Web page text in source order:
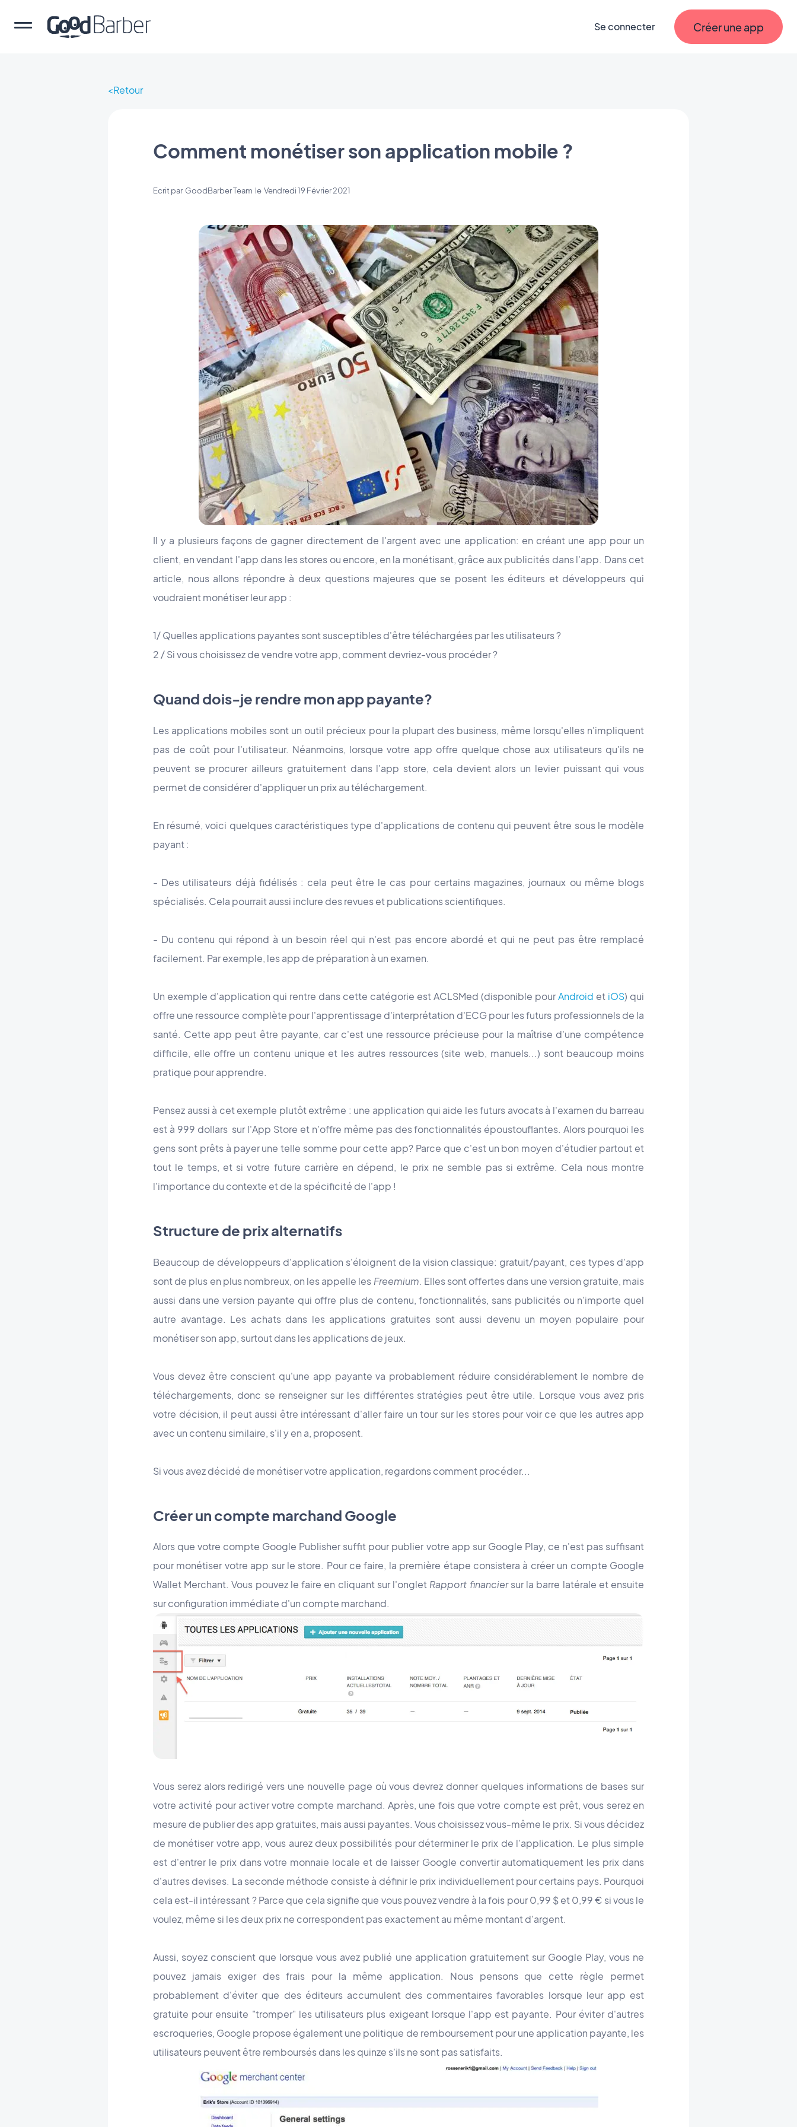
Se connecter Créer une app
Retour
Comment monétiser son application mobile ?
Ecrit par GoodBarber Team le Vendredi 19 Février 2021
Il y a plusieurs façons de gagner directement de l'argent avec une application: en créant une app pour un
client, en vendant l'app dans les stores ou encore, en la monétisant, grâce aux publicités dans l'app. Dans cet
article, nous allons répondre à deux questions majeures que se posent les éditeurs et développeurs qui
voudraient monétiser leur app :
1/ Quelles applications payantes sont susceptibles d'être téléchargées par les utilisateurs ?
2 / Si vous choisissez de vendre votre app, comment devriez-vous procéder ?
Quand dois-je rendre mon app payante?
Les applications mobiles sont un outil précieux pour la plupart des business, même lorsqu'elles n'impliquent
pas de coût pour l'utilisateur. Néanmoins, lorsque votre app offre quelque chose aux utilisateurs qu'ils ne
peuvent se procurer ailleurs gratuitement dans l'app store, cela devient alors un levier puissant qui vous
permet de considérer d'appliquer un prix au téléchargement.
En résumé, voici quelques caractéristiques type d'applications de contenu qui peuvent être sous le modèle
payant :
- Des utilisateurs déjà fidélisés : cela peut être le cas pour certains magazines, journaux ou même blogs
spécialisés. Cela pourrait aussi inclure des revues et publications scientifiques.
- Du contenu qui répond à un besoin réel qui n'est pas encore abordé et qui ne peut pas être remplacé
facilement. Par exemple, les app de préparation à un examen.
Un exemple d'application qui rentre dans cette catégorie est ACLSMed (disponible pourAndroid et iOS) qui
offre une ressource complète pour l'apprentissage d'interprétation d'ECG pour les futurs professionnels de la
santé. Cette app peut être payante, car c'est une ressource précieuse pour la maîtrise d'une compétence
difficile, elle offre un contenu unique et les autres ressources (site web, manuels...) sont beaucoup moins
pratique pour apprendre.
Pensez aussi à cet exemple plutôt extrême : une application qui aide les futurs avocats à l'examen du barreau
est à 999 dollars sur l'App Store et n'offre même pas des fonctionnalités époustouflantes. Alors pourquoi les
gens sont prêts à payer une telle somme pour cette app? Parce que c'est un bon moyen d'étudier partout et
tout le temps, et si votre future carrière en dépend, le prix ne semble pas si extrême. Cela nous montre
l'importance du contexte et de la spécificité de l'app !
Structure de prix alternatifs
Beaucoup de développeurs d'application s'éloignent de la vision classique: gratuit/payant, ces types d'app
sont de plus en plus nombreux, on les appelle les Freemium. Elles sont offertes dans une version gratuite, mais
aussi dans une version payante qui offre plus de contenu, fonctionnalités, sans publicités ou n'importe quel
autre avantage. Les achats dans les applications gratuites sont aussi devenu un moyen populaire pour
monétiser son app, surtout dans les applications de jeux.
Vous devez être conscient qu'une app payante va probablement réduire considérablement le nombre de
téléchargements, donc se renseigner sur les différentes stratégies peut être utile. Lorsque vous avez pris
votre décision, il peut aussi être intéressant d'aller faire un tour sur les stores pour voir ce que les autres app
avec un contenu similaire, s'il y en a, proposent.
Si vous avez décidé de monétiser votre application, regardons comment procéder...
Créer un compte marchand Google
Alors que votre compte Google Publisher suffit pour publier votre app sur Google Play, ce n'est pas suffisant
pour monétiser votre app sur le store. Pour ce faire, la première étape consistera à créer un compte Google
Wallet Merchant. Vous pouvez le faire en cliquant sur l'onglet Rapport financiersur la barre latérale et ensuite
sur configuration immédiate d'un compte marchand.
Vous serez alors redirigé vers une nouvelle page où vous devrez donner quelques informations de bases sur
votre activité pour activer votre compte marchand. Après, une fois que votre compte est prêt, vous serez en
mesure de publier des app gratuites, mais aussi payantes. Vous choisissez vous-même le prix. Si vous décidez
de monétiser votre app, vous aurez deux possibilités pour déterminer le prix de l'application. Le plus simple
est d'entrer le prix dans votre monnaie locale et de laisser Google convertir automatiquement les prix dans
d'autres devises. La seconde méthode consiste à définir le prix individuellement pour certains pays. Pourquoi
cela est-il intéressant ? Parce que cela signifie que vous pouvez vendre à la fois pour 0,99 $ et 0,99 € si vous le
voulez, même si les deux prix ne correspondent pas exactement au même montant d'argent.
Aussi, soyez conscient que lorsque vous avez publié une application gratuitement sur Google Play, vous ne
pouvez jamais exiger des frais pour la même application. Nous pensons que cette règle permet
probablement d'éviter que des éditeurs accumulent des commentaires favorables lorsque leur app est
gratuite pour ensuite "tromper" les utilisateurs plus exigeant lorsque l'app est payante. Pour éviter d'autres
escroqueries, Google propose également une politique de remboursement pour une application payante, les
utilisateurs peuvent être remboursés dans les quinze s'ils ne sont pas satisfaits.